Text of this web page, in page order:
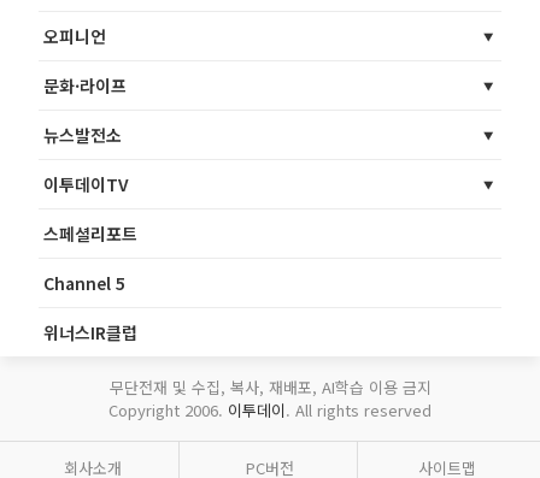
오피니언
문화·라이프
뉴스발전소
이투데이TV
스페셜리포트
Channel 5
위너스IR클럽
무단전재 및 수집, 복사, 재배포, AI학습 이용 금지
Copyright 2006. 이투데이. All rights reserved
회사소개 PC버전 사이트맵